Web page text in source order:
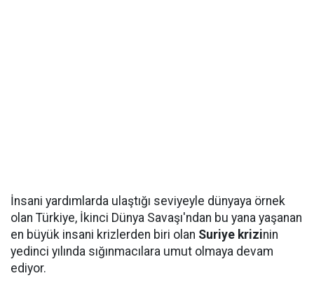
İnsani yardımlarda ulaştığı seviyeyle dünyaya örnek
olan Türkiye, İkinci Dünya Savaşı'ndan bu yana yaşanan
en büyük insani krizlerden biri olan Suriye krizinin
yedinci yılında sığınmacılara umut olmaya devam
ediyor.